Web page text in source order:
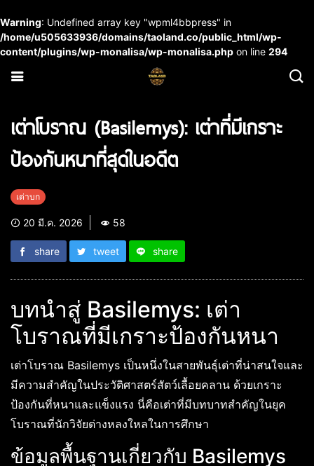
Warning: Undefined array key "wpml4bbpress" in
/home/u505633936/domains/taoland.co/public_html/wp-
content/plugins/wp-monalisa/wp-monalisa.php on line 294
เต่าโบราณ (Basilemys): เต่าที่มีเกราะ
ป้องกันหนาที่สุดในอดีต
เต่าบก
20 มี.ค. 2026 58
share tweet share
บทนำสู่ Basilemys: เต่า
โบราณที่มีเกราะป้องกันหนา
เต่าโบราณ Basilemys เป็นหนึ่งในสายพันธุ์เต่าที่น่าสนใจและ
มีความสำคัญในประวัติศาสตร์สัตว์เลื้อยคลาน ด้วยเกราะ
ป้องกันที่หนาและแข็งแรง นี่คือเต่าที่มีบทบาทสำคัญในยุค
โบราณที่นักวิจัยต่างหลงใหลในการศึกษา
ข้อมูลพื้นฐานเกี่ยวกับ Basilemys